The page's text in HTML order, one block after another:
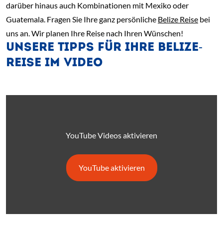
darüber hinaus auch Kombinationen mit Mexiko oder
Guatemala. Fragen Sie Ihre ganz persönliche Belize Reise bei
uns an. Wir planen Ihre Reise nach Ihren Wünschen!
UNSERE TIPPS FÜR IHRE BELIZE-
REISE IM VIDEO
YouTube Videos aktivieren
YouTube aktivieren